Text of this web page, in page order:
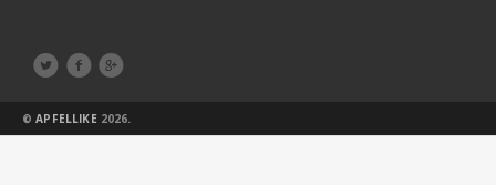
  
©APFELLIKE 2026.